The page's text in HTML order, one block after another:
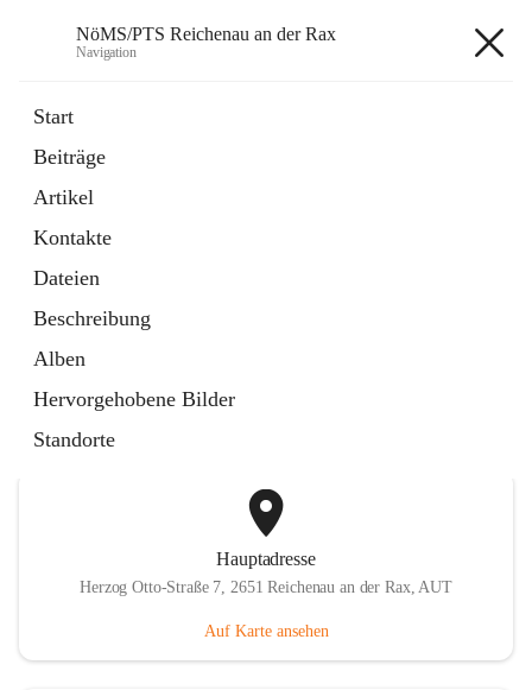
NöMS/PTS Reichenau an der Rax
Navigation
Start
Beiträge
Artikel
Kontakte
Dateien
Beschreibung
Alben
Hervorgehobene Bilder
Standorte
Hans Lanner Regionalmusik Schulverband
öffnet
in
neuem
Tab
Externe Webseite
in
Tab
Hauptadresse
Herzog Otto-Straße 7, 2651 Reichenau an der Rax, AUT
Auf Karte ansehen